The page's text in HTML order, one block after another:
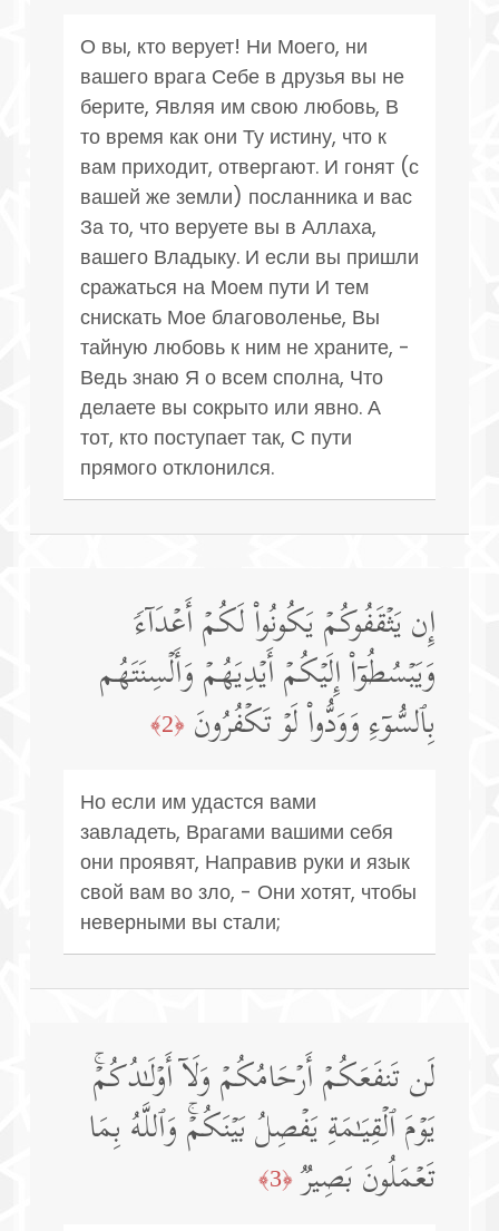
О вы, кто верует! Ни Моего, ни
вашего врага Себе в друзья вы не
берите, Являя им свою любовь, В
то время как они Ту истину, что к
вам приходит, отвергают. И гонят (с
вашей же земли) посланника и вас
За то, что веруете вы в Аллаха,
вашего Владыку. И если вы пришли
сражаться на Моем пути И тем
снискать Мое благоволенье, Вы
тайную любовь к ним не храните, -
Ведь знаю Я о всем сполна, Что
делаете вы сокрыто или явно. А
тот, кто поступает так, С пути
прямого отклонился.
إِن یَثۡقَفُوكُمۡ یَكُونُوا۟ لَكُمۡ أَعۡدَاۤءࣰ
وَیَبۡسُطُوۤا۟ إِلَیۡكُمۡ أَیۡدِیَهُمۡ وَأَلۡسِنَتَهُم
بِٱلسُّوۤءِ وَوَدُّوا۟ لَوۡ تَكۡفُرُونَ ﴿2﴾
Но если им удастся вами
завладеть, Врагами вашими себя
они проявят, Направив руки и язык
свой вам во зло, - Они хотят, чтобы
неверными вы стали;
لَن تَنفَعَكُمۡ أَرۡحَامُكُمۡ وَلَاۤ أَوۡلَـٰدُكُمۡۚ
یَوۡمَ ٱلۡقِیَـٰمَةِ یَفۡصِلُ بَیۡنَكُمۡۚ وَٱللَّهُ بِمَا
تَعۡمَلُونَ بَصِیرࣱ ﴿3﴾